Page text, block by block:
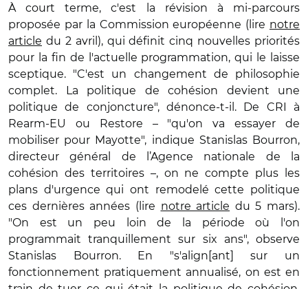
À court terme, c'est la révision à mi-parcours
proposée par la Commission européenne (lire notre
article du 2 avril), qui définit cinq nouvelles priorités
pour la fin de l'actuelle programmation, qui le laisse
sceptique. "C'est un changement de philosophie
complet. La politique de cohésion devient une
politique de conjoncture", dénonce-t-il. De CRI à
Rearm-EU ou Restore – "qu'on va essayer de
mobiliser pour Mayotte", indique Stanislas Bourron,
directeur général de l’Agence nationale de la
cohésion des territoires –, on ne compte plus les
plans d'urgence qui ont remodelé cette politique
ces dernières années (lire notre article du 5 mars).
"On est un peu loin de la période où l'on
programmait tranquillement sur six ans", observe
Stanislas Bourron. En "s'align[ant] sur un
fonctionnement pratiquement annualisé, on est en